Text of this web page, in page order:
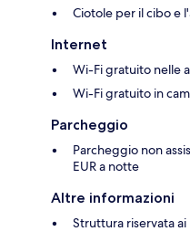
Ciotole per il cibo e
Internet
Wi-Fi gratuito nelle
Wi-Fi gratuito in
Parcheggio
Parcheggio non
EUR a notte
Altre informazioni
Struttura riservata